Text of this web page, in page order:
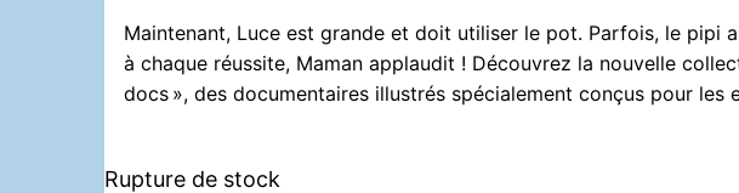
Maintenant, Luce est grande et doit utiliser le pot. Parfois, le pipi
à chaque réussite, Maman applaudit ! Découvrez la nouvelle
docs », des documentaires illustrés spécialement conçus pour les
Rupture de stock